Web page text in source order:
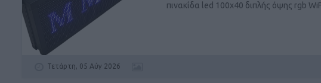
πινακίδα led 100χ40 διπλής όψης rgb
Τετάρτη, 05 Αύγ 2026